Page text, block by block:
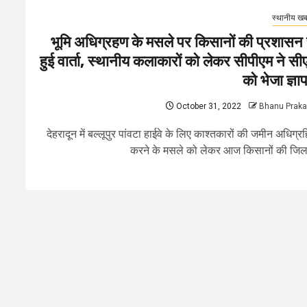
स्थानीय
भूमि अधिग्रहण के मसले पर किसानों की
हुई वार्ता, स्थानीय कलाकारों को लेकर सीपीएम ने
को भेजा
October 31, 2022 Bhanu
देहरादून में बल्लूपुर पांवटा हाईवे के लिए काश्तकारों की जमीन
करने के मसले को लेकर आज किसानों की